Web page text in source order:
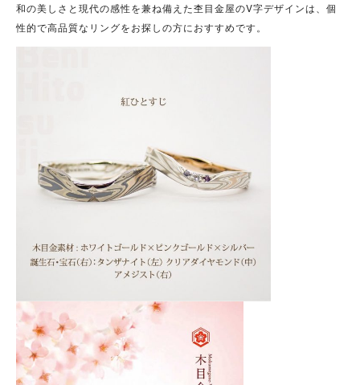
和の美しさと現代の感性を兼ね備えた杢目金屋のV字デザインは、個
性的で高品質なリングをお探しの方におすすめです。